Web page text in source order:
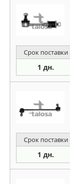
Срок поставки
1 дн.
Срок поставки
1 дн.